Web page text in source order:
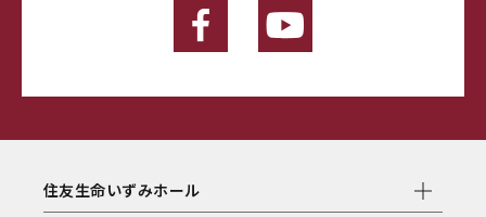
住友生命いずみホール